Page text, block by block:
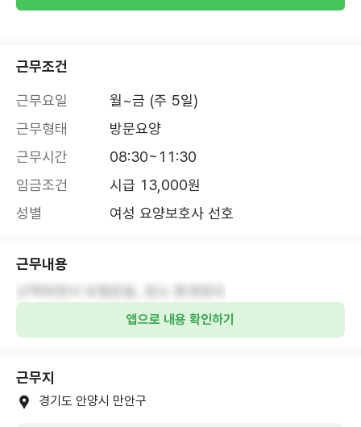
근무조건
근무요일
월~금 (주 5일)
근무형태
방문요양
근무시간
08:30~11:30
임금조건
시급 13,000원
성별
여성 요양보호사 선호
근무내용
앱으로 내용 확인하기
근무지
경기도 안양시 만안구